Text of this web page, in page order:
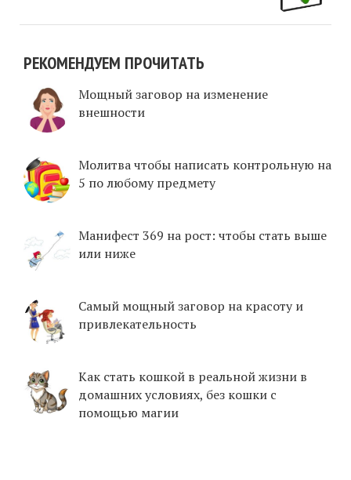
РЕКОМЕНДУЕМ ПРОЧИТАТЬ
Мощный заговор на изменение
внешности
Молитва чтобы написать контрольную на
5 по любому предмету
Манифест 369 на рост: чтобы стать выше
или ниже
Самый мощный заговор на красоту и
привлекательность
Как стать кошкой в реальной жизни в
домашних условиях, без кошки с
помощью магии